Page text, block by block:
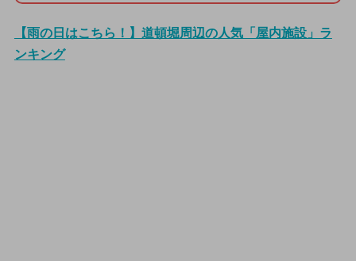
【雨の日はこちら！】道頓堀周辺の人気「屋内施設」ラ
ンキング